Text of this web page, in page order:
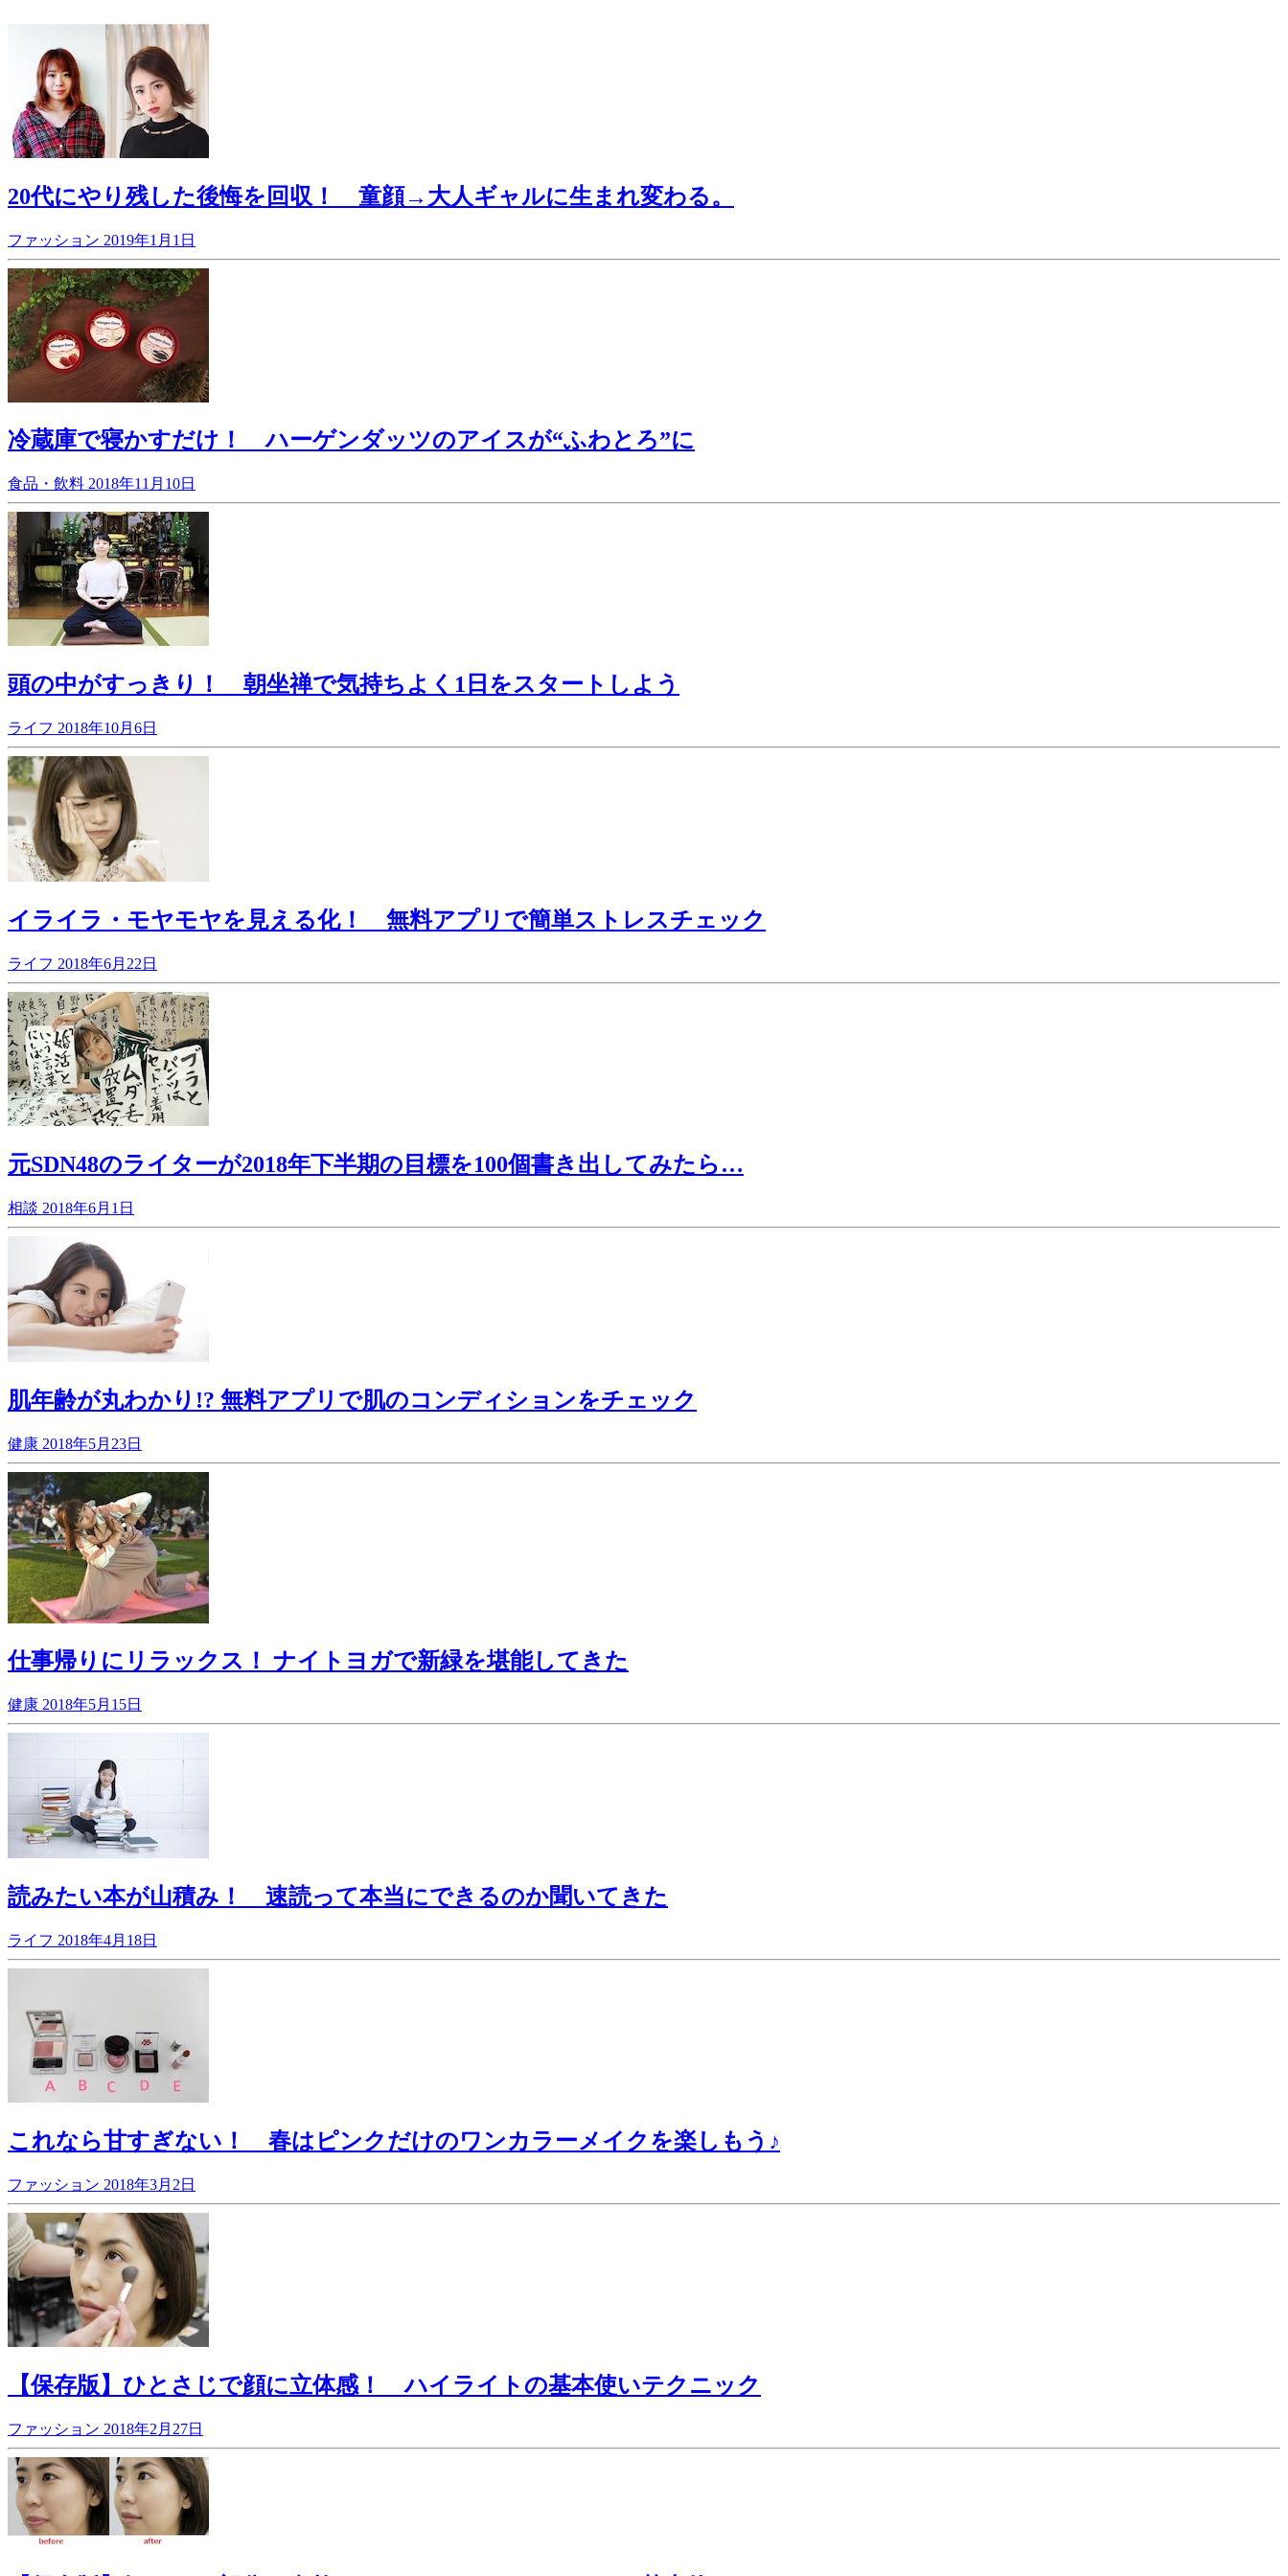
20代にやり残した後悔を回収！ 童顔→大人ギャルに生まれ変わる。
ファッション 2019年1月1日
冷蔵庫で寝かすだけ！ ハーゲンダッツのアイスが“ふわとろ”に
食品・飲料 2018年11月10日
頭の中がすっきり！ 朝坐禅で気持ちよく1日をスタートしよう
ライフ 2018年10月6日
イライラ・モヤモヤを見える化！ 無料アプリで簡単ストレスチェック
ライフ 2018年6月22日
元SDN48のライターが2018年下半期の目標を100個書き出してみたら…
相談 2018年6月1日
肌年齢が丸わかり!? 無料アプリで肌のコンディションをチェック
健康 2018年5月23日
仕事帰りにリラックス！ ナイトヨガで新緑を堪能してきた
健康 2018年5月15日
読みたい本が山積み！ 速読って本当にできるのか聞いてきた
ライフ 2018年4月18日
これなら甘すぎない！ 春はピンクだけのワンカラーメイクを楽しもう♪
ファッション 2018年3月2日
【保存版】ひとさじで顔に立体感！ ハイライトの基本使いテクニック
ファッション 2018年2月27日